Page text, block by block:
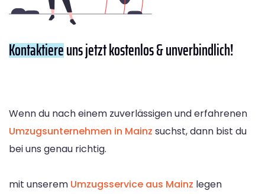
Kontaktiereuns jetzt kostenlos & unverbindlich!
Wenn du nach einem zuverlässigen und erfahrenen
Umzugsunternehmen in Mainz suchst, dann bist du
bei uns genau richtig.
mit unserem Umzugsservice aus Mainz legen